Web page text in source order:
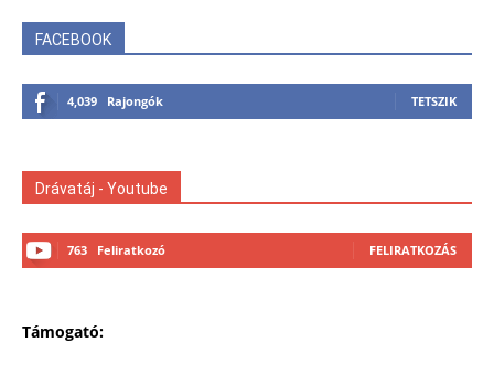
FACEBOOK
4,039 Rajongók TETSZIK
Drávatáj - Youtube
763 Feliratkozó FELIRATKOZÁS
Támogató: